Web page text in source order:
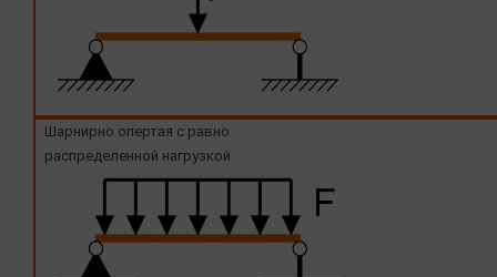
Шарнирно опертая с равно
распределенной нагрузкой